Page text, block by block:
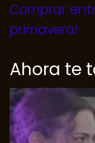
Comprar
primavera!
Ahora te